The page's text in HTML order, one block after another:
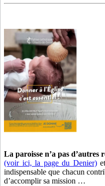
La paroisse n’a pas d’autres
(voir ici, la page du Denier)et
indispensable que chacun
d’accomplir sa mission …